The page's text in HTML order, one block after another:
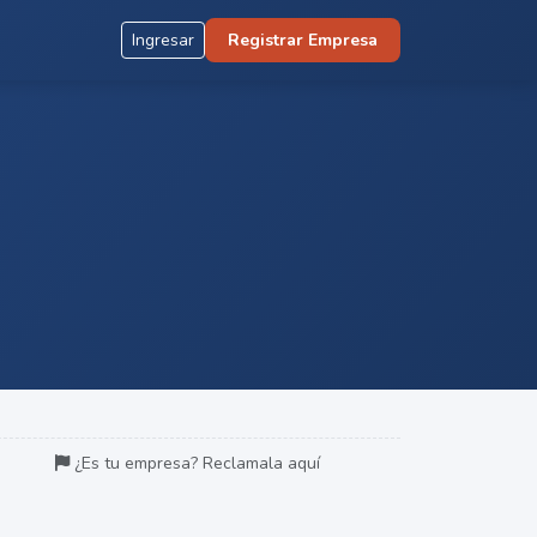
Ingresar Registrar Empresa
¿Es tu empresa? Reclamala aquí